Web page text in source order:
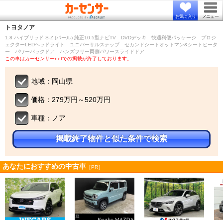
お気に入り メニュー
トヨタノア
1.8 ハイブリッド S-Z (パール) 純正10.5型ナビTV DVDデッキ 快適利便パッケージ プロジ
ェクターLEDヘッドライト ユニバーサルステップ セカンドシートオットマン&シートヒータ
ー パワーバックドア ハンズフリー両側パワースライドドア
この車はカーセンサーnetでの掲載が終了しております。
地域：岡山県
価格：279万円～520万円
車種：ノア
掲載終了物件と似た条件で検索
あなたにおすすめの中古車 ［PR］